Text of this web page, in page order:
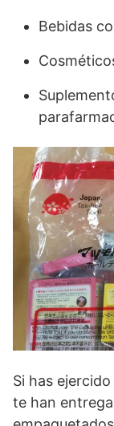
Bebidas
Si has
te han